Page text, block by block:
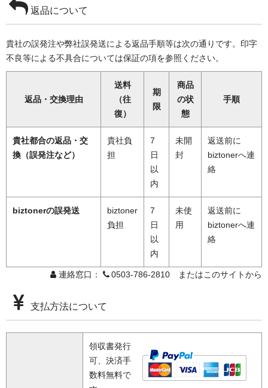
返品について
貴社の誤発注や弊社誤発送による返品手順等は次の通りです。印字
不良等による不具合については保証の項を参照ください。
返品・交換理由
送料
（往
復）
期
限
商品
の状
態
手順
貴社都合の返品・交
換（誤発注など）
貴社負
担
7
日
以
内
未開
封
返送前に
biztonerへ連
絡
biztonerの誤発送
biztoner
負担
7
日
以
内
未使
用
返送前に
biztonerへ連
絡
連絡窓口： 0503-786-2810 またはこのサイトから
支払方法について
領収書発行
可、決済手
数料無料で